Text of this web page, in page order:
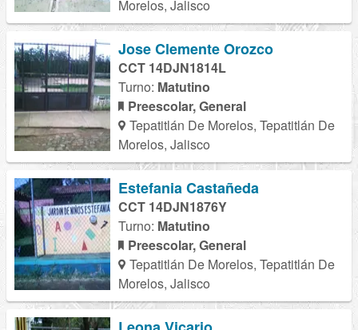
Morelos, Jalisco
Jose Clemente Orozco
CCT 14DJN1814L
Turno: Matutino
Preescolar, General
Tepatitlán De Morelos, Tepatitlán De
Morelos, Jalisco
Estefania Castañeda
CCT 14DJN1876Y
Turno: Matutino
Preescolar, General
Tepatitlán De Morelos, Tepatitlán De
Morelos, Jalisco